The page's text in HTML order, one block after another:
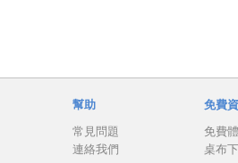
幫助
常見問題
連絡我們
免費
免費
桌布